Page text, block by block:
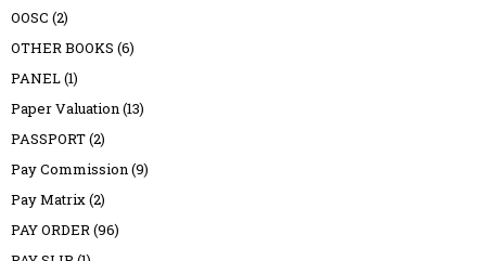
OOSC (2)
OTHER BOOKS (6)
PANEL(1)
Paper Valuation(13)
PASSPORT(2)
Pay Commission(9)
Pay Matrix(2)
PAY ORDER(96)